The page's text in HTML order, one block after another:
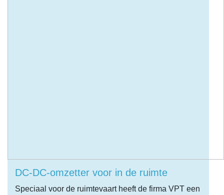
DC-DC-omzetter voor in de ruimte
Speciaal voor de ruimtevaart heeft de firma VPT een